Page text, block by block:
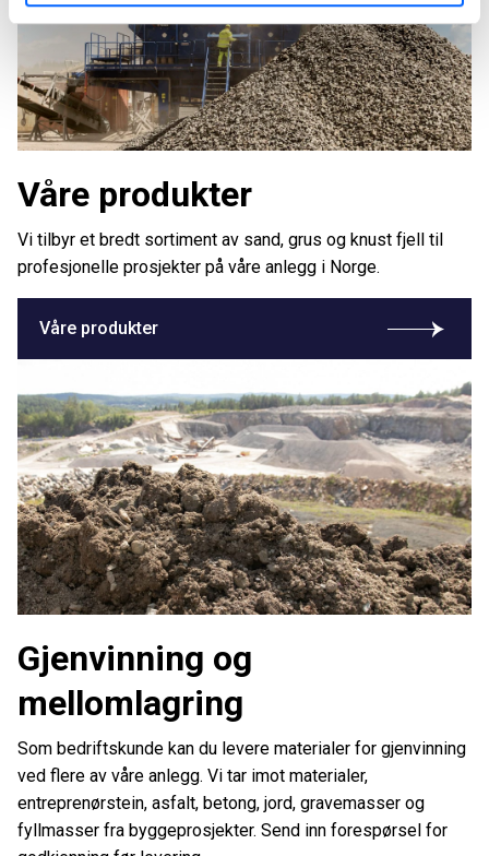
Våre produkter
Vi tilbyr et bredt sortiment av sand, grus og knust fjell til
profesjonelle prosjekter på våre anlegg i Norge.
Våre produkter
Gjenvinning og
mellomlagring
Som bedriftskunde kan du levere materialer for gjenvinning
ved flere av våre anlegg. Vi tar imot materialer,
entreprenørstein, asfalt, betong, jord, gravemasser og
fyllmasser fra byggeprosjekter. Send inn forespørsel for